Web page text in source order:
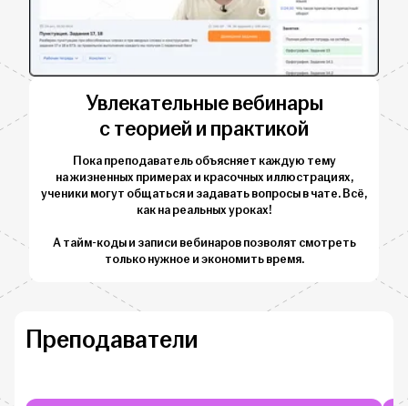
Увлекательные вебинары
с теорией и практикой
Пока преподаватель объясняет каждую тему
на жизненных примерах и красочных иллюстрациях,
ученики могут общаться и задавать вопросы в чате. Всё,
как на реальных уроках!
А тайм-коды и записи вебинаров позволят смотреть
только нужное и экономить время.
Преподаватели